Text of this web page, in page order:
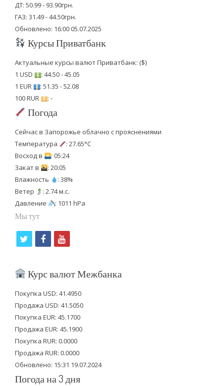
ДТ: 50.99 - 93.90грн.
ГАЗ: 31.49 - 44.50грн.
Обновлено: 16:00 05.07.2025
Курсы Приватбанк
Актуальные курсы валют Приватбанк: ($)
1 USD
: 44.50 - 45.05
1 EUR
: 51.35 - 52.08
100 RUR
: -
Погода
Сейчас в Запорожье облачно с прояснениями
Температура
: 27.65°C
Восход в
: 05:24
Закат в
: 20:05
Влажность
: 38%
Ветер
: 2.74 м.с.
Давление
: 1011 hPa
Мы тут
i
t
e
r
f
c
b
o
o
k
y
u
u
b
e
Курс валют Межбанка
Покупка USD: 41.4950
Продажа USD: 41.5050
Покупка EUR: 45.1700
Продажа EUR: 45.1900
Покупка RUR: 0.0000
Продажа RUR: 0.0000
Обновлено: 15:31 19.07.2024
Погода на 3 дня